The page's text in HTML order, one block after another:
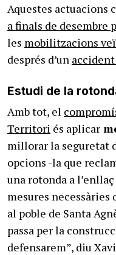
Aquestes actuacions
a finals de desembre
les mobilitzacions
després d’un
Estudi de la
Amb tot, el
Territori és aplicar
millorar la seguretat
opcions -la que
una rotonda a
mesures
al poble de Santa
passa per la
defensarem”, diu